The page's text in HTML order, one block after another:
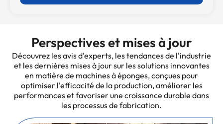
Perspectives et mises à jour
Découvrez les avis d'experts, les tendances de l'industrie
et les dernières mises à jour sur les solutions innovantes
en matière de machines à éponges, conçues pour
optimiser l'efficacité de la production, améliorer les
performances et favoriser une croissance durable dans
les processus de fabrication.